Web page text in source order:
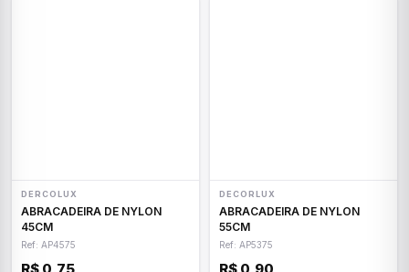
DERCOLUX
ABRACADEIRA DE NYLON
45CM
Ref: AP4575
DECORLUX
ABRACADEIRA DE NYLON
55CM
Ref: AP5375